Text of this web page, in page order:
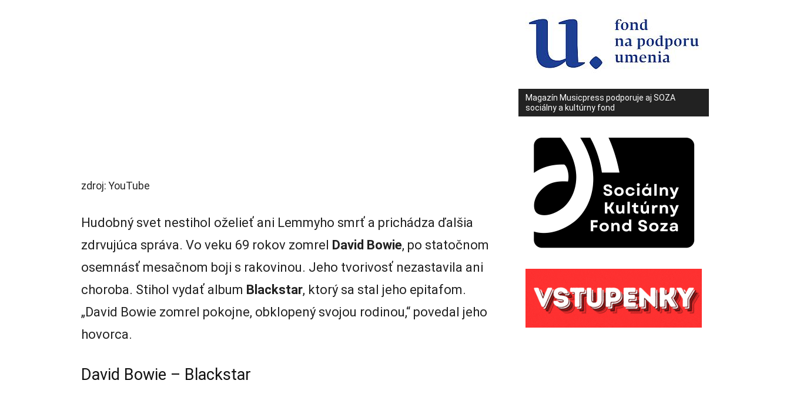
zdroj: YouTube
Hudobný svet nestihol oželieť ani Lemmyho smrť a prichádza ďalšia
zdrvujúca správa. Vo veku 69 rokov zomrel
David Bowie, po statočnom
osemnásť mesačnom boji s rakovinou. Jeho tvorivosť nezastavila ani
choroba. Stihol vydať album Blackstar, ktorý sa stal jeho epitafom.
„David Bowie zomrel pokojne, obklopený svojou rodinou,“ povedal jeho
hovorca.
David Bowie – Blackstar
Magazín Musicpress podporuje aj SOZA
sociálny a kultúrny fond